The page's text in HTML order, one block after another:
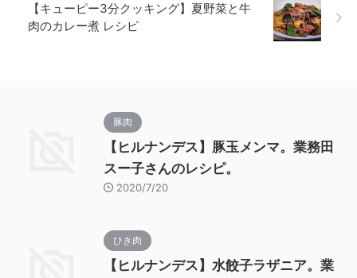
【キューピー3分クッキング】夏野菜と牛
肉のカレー煮 レシピ
豚肉
【ヒルナンデス】豚玉メンマ。業務田
スー子さんのレシピ。
2020/7/20
ひき肉
【ヒルナンデス】水餃子ラザニア。業